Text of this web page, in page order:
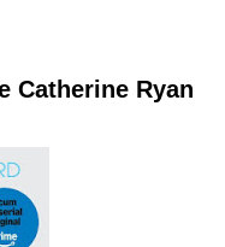
Catherine Ryan